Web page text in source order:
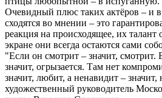
Очевидный плюс таких актёров – и
сходятся во мнении – это
реакция на происходящее, их
экране они всегда остаются сами
"Если он смотрит – значит, смотрит.
значит, огрызается. Там нет
значит, любит, а ненавидит –
художественный руководитель